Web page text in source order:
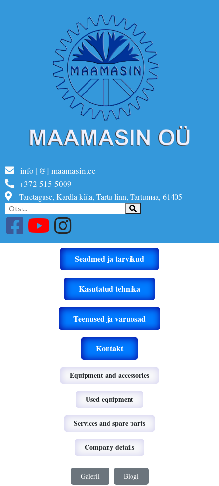
info [@] maamasin.ee
+372 515 5009
Taretaguse, Kardla küla, Tartu linn, Tartumaa, 61405
Seadmed ja tarvikud
Kasutatud tehnika
Teenused ja varuosad
Kontakt
Equipment and accessories
Used equipment
Services and spare parts
Company details
Galerii Blogi